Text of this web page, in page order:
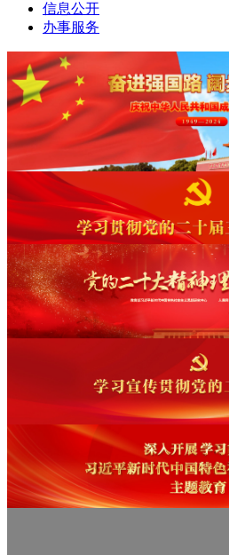
信息公开
办事服务